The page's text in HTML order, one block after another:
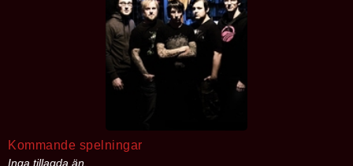
Kommande spelningar
Inga tillagda än.